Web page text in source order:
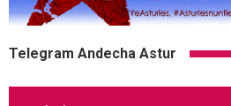
Telegram Andecha Astur